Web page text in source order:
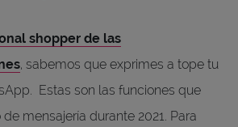
shopper de las
, sabemos que exprimes a tope tu
Estas son las funciones que
mensajería durante 2021. Para